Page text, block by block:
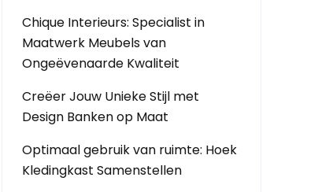
Chique Interieurs: Specialist in
Maatwerk Meubels van
Ongeëvenaarde Kwaliteit
Creëer Jouw Unieke Stijl met
Design Banken op Maat
Optimaal gebruik van ruimte: Hoek
Kledingkast Samenstellen